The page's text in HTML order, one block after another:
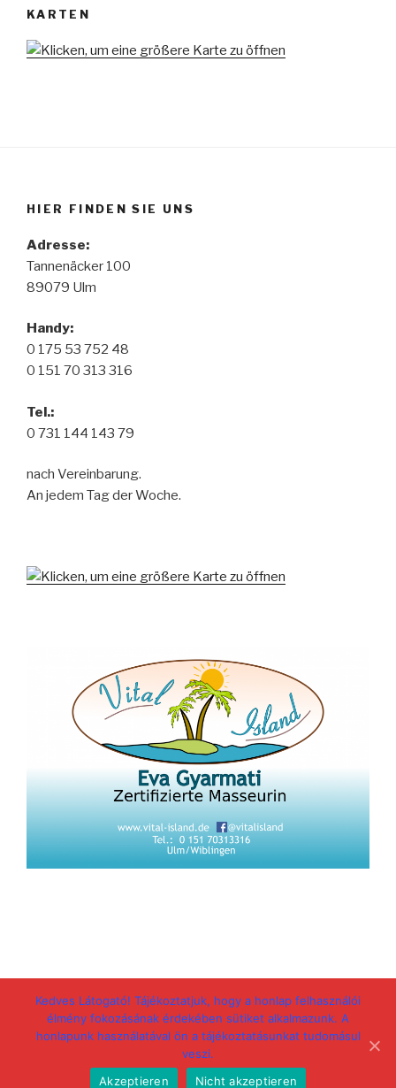
KARTEN
HIER FINDEN SIE UNS
Adresse:
Tannenäcker 100
89079 Ulm
Handy:
0 175 53 752 48
0 151 70 313 316
Tel.:
0 731 144 143 79
nach Vereinbarung.
An jedem Tag der Woche.
FacebookEmail
Stolz präsentiert von WordPress
Kedves Látogató! Tájékoztatjuk, hogy a honlap felhasználói
élmény fokozásának érdekében sütiket alkalmazunk. A
honlapunk használatával ön a tájékoztatásunkat tudomásul
veszi.
Akzeptieren
Nicht akzeptieren